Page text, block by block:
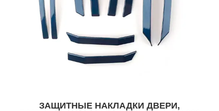
ЗАЩИТНЫЕ НАКЛАДКИ ДВЕРИ,